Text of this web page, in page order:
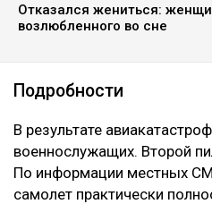
Отказался жениться:
возлюбленного во сне
Подробности
В результате
военнослужащих. Второй
По информации местных
самолет практически